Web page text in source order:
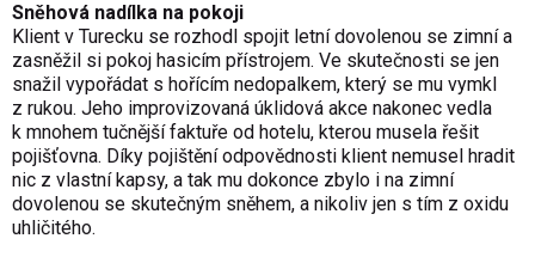
Sněhová nadílka na pokoji
Klient v Turecku se rozhodl spojit letní dovolenou se zimní a
zasněžil si pokoj hasicím přístrojem. Ve skutečnosti se jen
snažil vypořádat s hořícím nedopalkem, který se mu vymkl
z rukou. Jeho improvizovaná úklidová akce nakonec vedla
k mnohem tučnější faktuře od hotelu, kterou musela řešit
pojišťovna. Díky pojištění odpovědnosti klient nemusel hradit
nic z vlastní kapsy, a tak mu dokonce zbylo i na zimní
dovolenou se skutečným sněhem, a nikoliv jen s tím z oxidu
uhličitého.